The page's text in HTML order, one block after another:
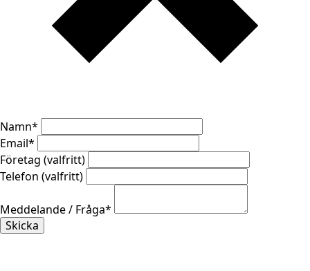
Namn*
Email*
Företag (valfritt)
Telefon (valfritt)
Meddelande / Fråga*
Skicka